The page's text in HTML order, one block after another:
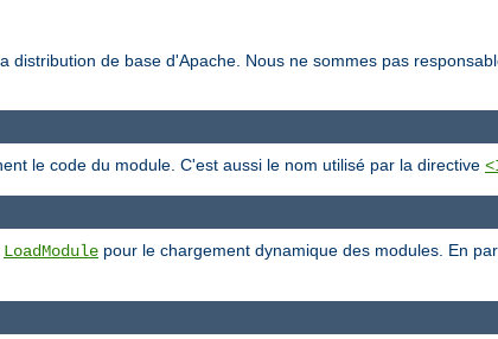
de base d'Apache. Nous ne sommes pas
le code du module. C'est aussi le nom utilisé par la directive
LoadModule pour le chargement dynamique des modules. En